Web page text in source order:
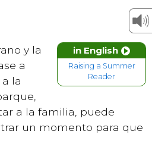
in English
Raising a Summer
Reader
y la
a
la
a la familia, puede
un momento para que